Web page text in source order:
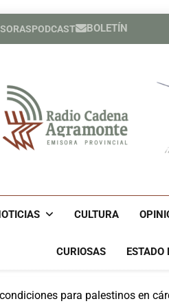
PODCAST BOLETÍN
Radio
CULTURA
CURIOSAS ESTADO
para palestinos en